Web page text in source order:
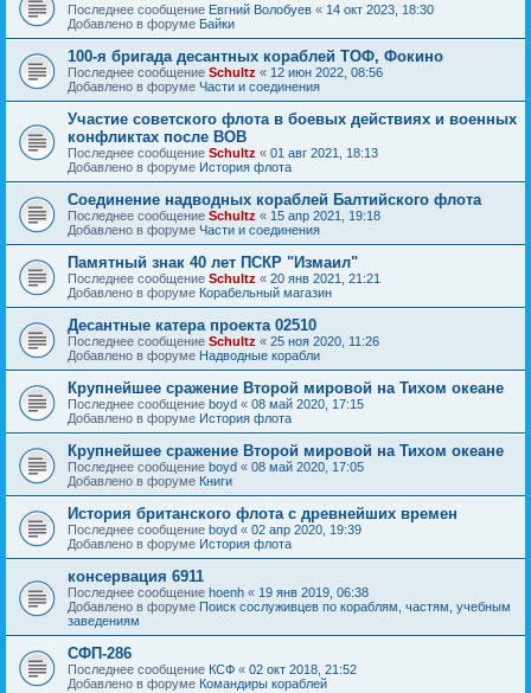
Последнее сообщение Евгний Волобуев « 14 окт 2023, 18:30
Добавлено в форуме Байки
100-я бригада десантных кораблей ТОФ, Фокино
Последнее сообщение Schultz « 12 июн 2022, 08:56
Добавлено в форуме Части и соединения
Участие советского флота в боевых действиях и военных
конфликтах после ВОВ
Последнее сообщение Schultz « 01 авг 2021, 18:13
Добавлено в форуме История флота
Соединение надводных кораблей Балтийского флота
Последнее сообщение Schultz « 15 апр 2021, 19:18
Добавлено в форуме Части и соединения
Памятный знак 40 лет ПСКР "Измаил"
Последнее сообщение Schultz « 20 янв 2021, 21:21
Добавлено в форуме Корабельный магазин
Десантные катера проекта 02510
Последнее сообщение Schultz « 25 ноя 2020, 11:26
Добавлено в форуме Надводные корабли
Крупнейшее сражение Второй мировой на Тихом океане
Последнее сообщение boyd « 08 май 2020, 17:15
Добавлено в форуме История флота
Крупнейшее сражение Второй мировой на Тихом океане
Последнее сообщение boyd « 08 май 2020, 17:05
Добавлено в форуме Книги
История британского флота с древнейших времен
Последнее сообщение boyd « 02 апр 2020, 19:39
Добавлено в форуме История флота
консервация 6911
Последнее сообщение hoenh « 19 янв 2019, 06:38
Добавлено в форуме Поиск сослуживцев по кораблям, частям, учебным
заведениям
СФП-286
Последнее сообщение КСФ « 02 окт 2018, 21:52
Добавлено в форуме Командиры кораблей